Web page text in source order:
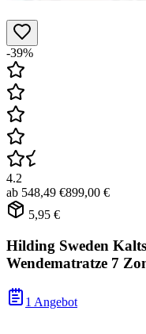
-39%
4.2
ab 548,49 €899,00 €
5,95 €
Hilding Sweden
Wendematratze 7
1 Angebot